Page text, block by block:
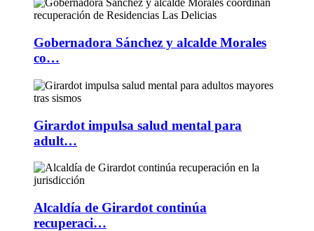
Gobernadora Sánchez y alcalde Morales
co…
Girardot impulsa salud mental para
adult…
Alcaldía de Girardot continúa
recuperaci…